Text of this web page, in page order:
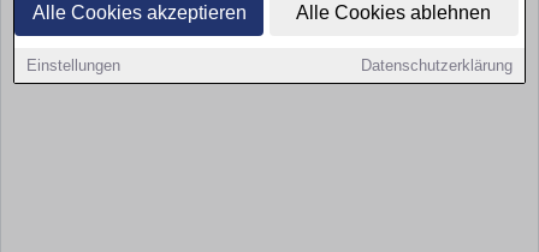
Alle Cookies akzeptieren Alle Cookies ablehnen
Einstellungen Datenschutzerklärung